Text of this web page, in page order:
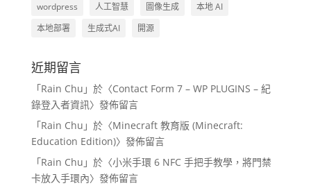
wordpress
人工智慧 圖像生成
本地 AI
本地部署
生成式AI 開源
近期留言
「Rain Chu 」於〈Contact Form 7 – WP PLUGINS – 紀
錄登入者資訊〉發佈留言
「Rain Chu 」於〈Minecraft 教育版 (Minecraft:
Education Edition)〉發佈留言
「Rain Chu 」於〈小米手環 6 NFC 手把手教學，將門禁
卡放入手環內〉發佈留言